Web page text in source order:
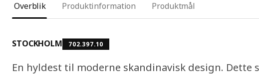
Overblik Produktinformation Produktmål
STOCKHOLM 702.397.10
En hyldest til moderne skandinavisk design. Dette